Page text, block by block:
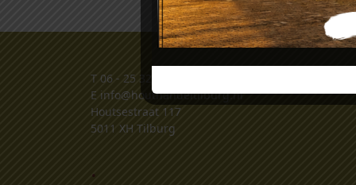
T 06 - 25 32 32 34
E info@houthandeltilburg.nl
Houtsestraat 117
5011 XH Tilburg
.